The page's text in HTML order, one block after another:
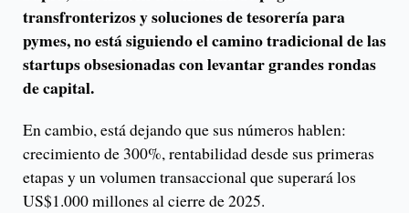
transfronterizos y soluciones de tesorería para
pymes, no está siguiendo el camino tradicional de las
startups obsesionadas con levantar grandes rondas
de capital.
En cambio, está dejando que sus números hablen:
crecimiento de 300%, rentabilidad desde sus primeras
etapas y un volumen transaccional que superará los
US$1.000 millones al cierre de 2025.